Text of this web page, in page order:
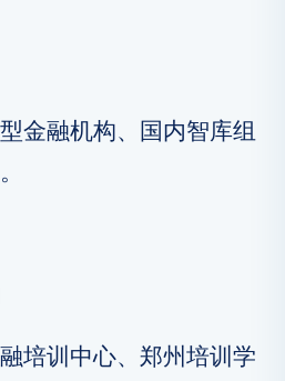
金融机构、国内智库组
培训中心、郑州培训学